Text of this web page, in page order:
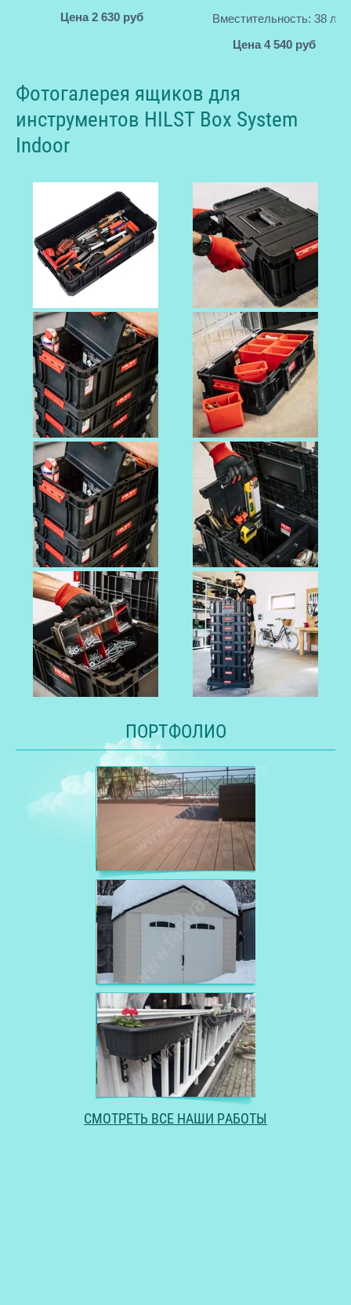
Цена 2 630 руб
Вместительность: 38 л
Цена 4 540 руб
Фотогалерея ящиков для
инструментов HILST Box System
Indoor
ПОРТФОЛИО
СМОТРЕТЬ ВСЕ НАШИ РАБОТЫ